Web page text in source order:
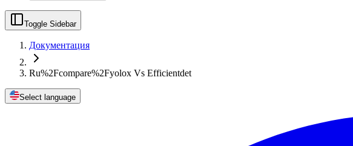
Toggle Sidebar
Документация
Ru%2Fcompare%2Fyolox Vs Efficientdet
Select language